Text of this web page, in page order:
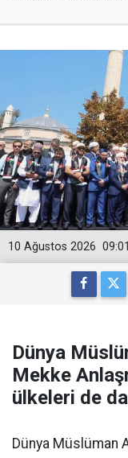
09:01
10 Ağustos 2026
Dünya
Mekke
ülkeleri de
Dünya Müslüman